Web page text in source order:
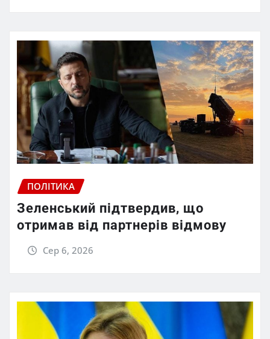
ПОЛІТИКА
Зеленський підтвердив, що
отримав від партнерів відмову
Сер 6, 2026